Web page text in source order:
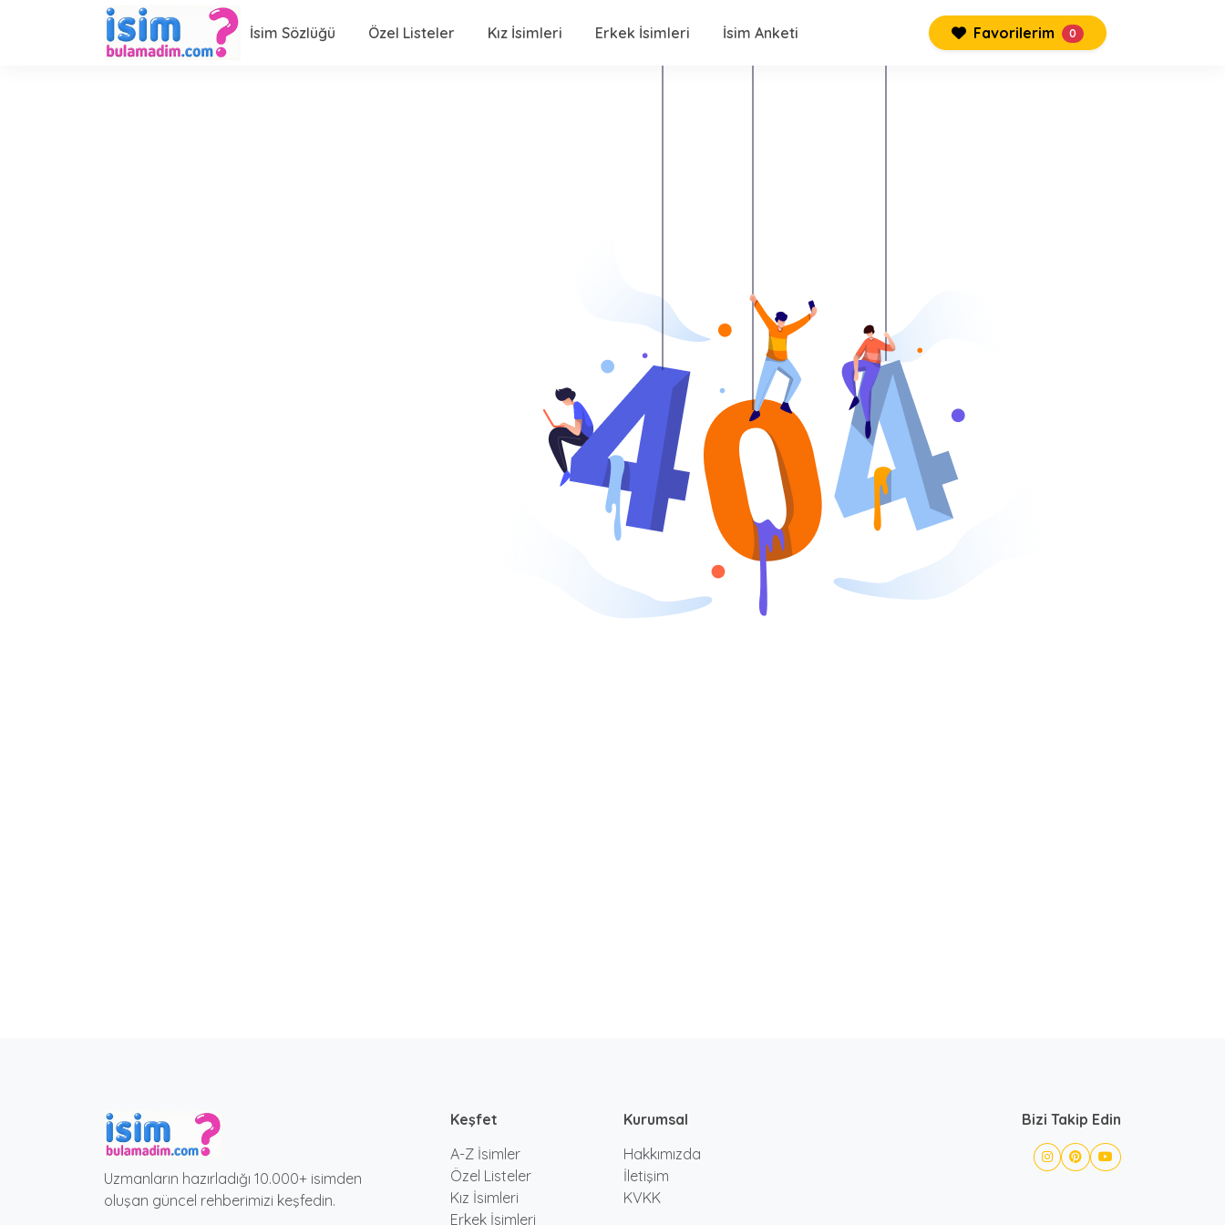
İsim Sözlüğü Özel Listeler Kız İsimleri Erkek İsimleri İsim Anketi Favorilerim 0
Uzmanların hazırladığı 10.000+ isimden
oluşan güncel rehberimizi keşfedin.
Keşfet
A-Z İsimler
Özel Listeler
Kız İsimleri
Erkek İsimleri
Kurumsal
Hakkımızda
İletişim
KVKK
Bizi Takip Edin